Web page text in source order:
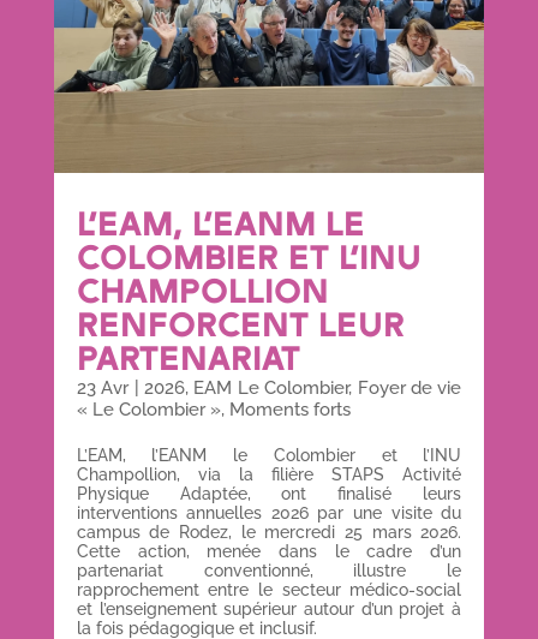
L’EAM, L’EANM LE
COLOMBIER ET L’INU
CHAMPOLLION
RENFORCENT LEUR
PARTENARIAT
23 Avr| 2026, EAM Le Colombier, Foyer de vie
« Le Colombier », Moments forts
L’EAM, l’EANM le Colombier et l’INU
Champollion, via la filière STAPS Activité
Physique Adaptée, ont finalisé leurs
interventions annuelles 2026 par une visite du
campus de Rodez, le mercredi 25 mars 2026.
Cette action, menée dans le cadre d’un
partenariat conventionné, illustre le
rapprochement entre le secteur médico-social
et l’enseignement supérieur autour d’un projet à
la fois pédagogique et inclusif.